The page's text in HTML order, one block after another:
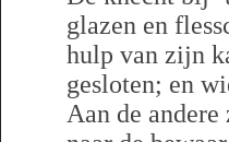
glazen en
hulp van zijn
gesloten; en
Aan de